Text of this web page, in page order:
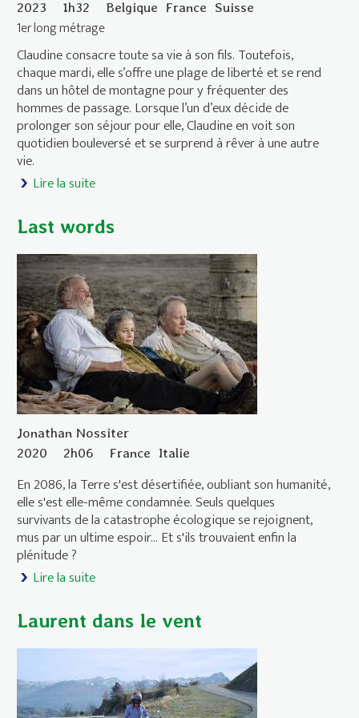
2023 1h32 Belgique France Suisse
1er long métrage
Claudine consacre toute sa vie à son fils. Toutefois,
chaque mardi, elle s’offre une plage de liberté et se rend
dans un hôtel de montagne pour y fréquenter des
hommes de passage. Lorsque l’un d’eux décide de
prolonger son séjour pour elle, Claudine en voit son
quotidien bouleversé et se surprend à rêver à une autre
vie.
Lire la suite
Last words
Jonathan Nossiter
2020
2h06 France Italie
En 2086, la Terre s'est désertifiée, oubliant son humanité,
elle s'est elle-même condamnée. Seuls quelques
survivants de la catastrophe écologique se rejoignent,
mus par un ultime espoir… Et s'ils trouvaient enfin la
plénitude ?
Lire la suite
Laurent dans le vent